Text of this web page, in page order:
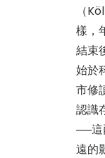
（
樣，
結束
始於
市修
認識
──這
遠的